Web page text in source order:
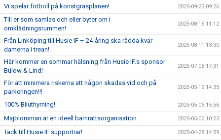
Vi spelar fotboll på konstgräsplanen! 2025-09-23 09:26
Till er som samlas och eller byter om i
omklädningsrummen!
2025-08-15 11:12
Från Linköping till Husie IF – 24-åring ska rädda kvar
damerna i trean!
2025-08-11 13:30
Här kommer en sommar hälsning från Husie IF.s sponsor
Bülow & Lind!
2025-07-08 17:31
För att minimera riskerna att någon skadas vid och på
parkeringen!!!
2025-05-19 14:35
100% Biluthyrning! 2025-05-06 15:56
Majblomman är en ideell barnrättsorganisation. 2025-05-02 10:23
Tack till Husie IF supportrar! 2025-04-28 14:59